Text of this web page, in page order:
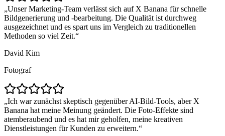
Unser Marketing-Team verlässt sich auf X Banana für schnelle
Bildgenerierung und -bearbeitung. Die Qualität ist durchweg
ausgezeichnet und es spart uns im Vergleich zu traditionellen
Methoden so viel Zeit.
David Kim
Fotograf
Ich war zunächst skeptisch gegenüber AI-Bild-Tools, aber X
Banana hat meine Meinung geändert. Die Foto-Effekte sind
atemberaubend und es hat mir geholfen, meine kreativen
Dienstleistungen für Kunden zu erweitern.